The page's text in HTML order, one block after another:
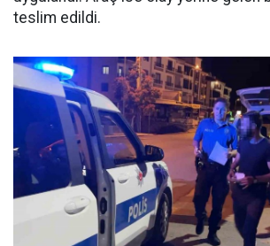
teslim edildi.